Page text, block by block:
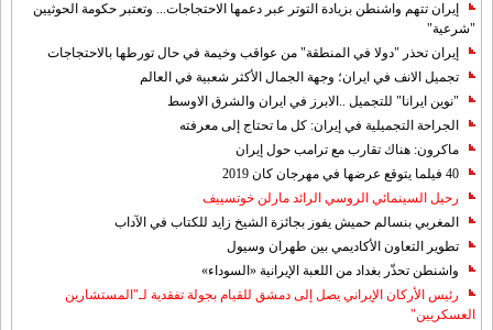
إيران تتهم واشنطن بزيادة التوتر عبر دعمها الاحتجاجات... وتعتبر حكومة الحوثيين
"شرعية"
إيران تحذر "دولا في المنطقة" من عواقب وخيمة في حال تورطها بالاحتجاجات
تجميل الانف في ايران؛ وجهة الجمال الأكثر شعبية في العالم
"نوين ايرانا" للتجميل ..الابرز في ايران والشرق الاوسط
الجراحة التجميلية في إيران: كل ما تحتاج إلى معرفته
ماكرون: هناك تقارب مع ترامب حول إيران
40 فيلما يتوقع عرضها في مهرجان كان 2019
رحيل السينمائي الروسي الرائد مارلن خوتسييف
المغربي بنسالم حميش يفوز بجائزة الشيخ زايد للكتاب في الآداب
تطوير التعاون الأكاديمي بين طهران وسيول
واشنطن تحذّر بغداد من اللعبة الإيرانية «السوداء»
رئيس الأركان الإيراني يصل إلى دمشق للقيام بجولة تفقدية لـ"المستشارين
العسكريين"